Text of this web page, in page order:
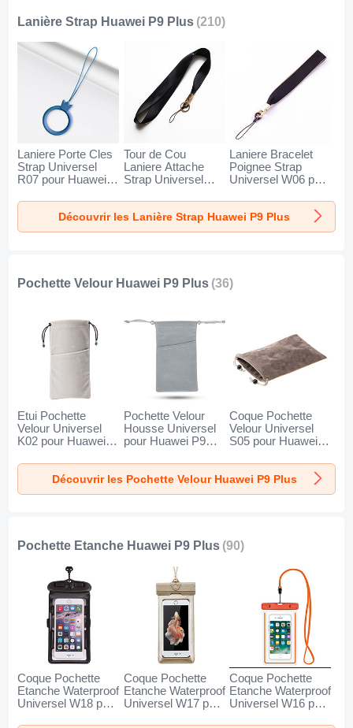
Lanière Strap Huawei P9 Plus (210)
Laniere Porte Cles
Strap Universel
R07 pour Huawei
Tour de Cou
Laniere Attache
Strap Universel
P9 Plus Noir
Laniere Bracelet
Poignee Strap
Universel W06 pour
Noir
Découvrir les Lanière Strap Huawei P9 Plus
Pochette Velour Huawei P9 Plus (36)
Etui Pochette
Velour Universel
K02 pour Huawei
Pochette Velour
Housse Universel
pour Huawei P9
Coque Pochette
Velour Universel
S05 pour Huawei
Découvrir les Pochette Velour Huawei P9 Plus
Pochette Etanche Huawei P9 Plus (90)
Coque Pochette
Etanche Waterproof
Universel W18 pour
Coque Pochette
Etanche Waterproof
Universel W17 pour
Coque Pochette
Etanche Waterproof
Universel W16 pour